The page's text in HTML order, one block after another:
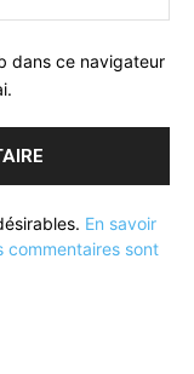
dans ce navigateur
En savoir
commentaires sont